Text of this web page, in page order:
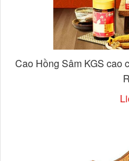
Cao Hồng Sâm KGS cao